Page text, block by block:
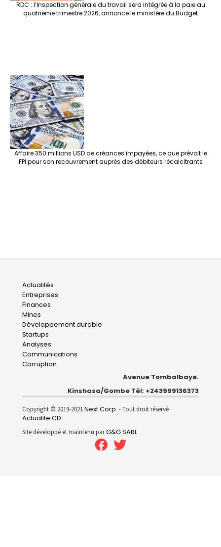
RDC : l’Inspection générale du travail sera intégrée à la paie au
quatrième trimestre 2026, annonce le ministère du Budget
Affaire 350 millions USD de créances impayées, ce que prévoit le
FPI pour son recouvrement auprès des débiteurs récalcitrants
Main
navigation
Actualités
Entreprises
Finances
Mines
Développement durable
Startups
Analyses
Communications
Corruption
Avenue Tombalbaye.
Kinshasa/Gombe Tél: +243999136373
Copyright © 2019-2021Next Corp. - Tout droit réservé
Actualite.CD.
Site développé et maintenu parG&G SARL